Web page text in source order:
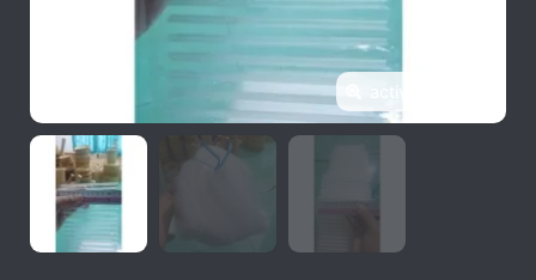
activate zoom